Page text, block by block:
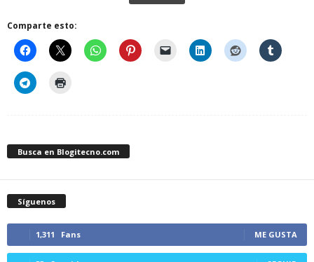
Comparte esto:
Busca en Blogitecno.com
Síguenos
1,311 Fans ME GUSTA